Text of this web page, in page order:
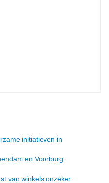
initiatieven in
en Voorburg
van winkels onzeker